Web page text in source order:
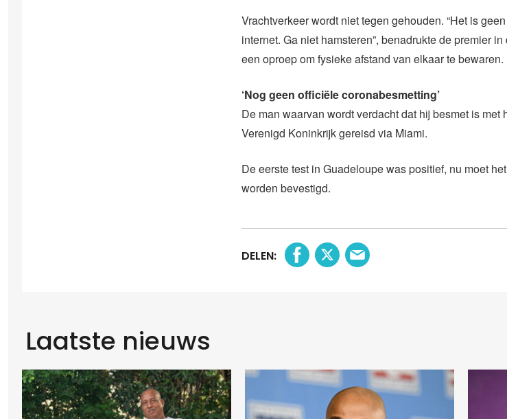
Vrachtverkeer wordt niet tegen gehouden. “Het is
internet. Ga niet hamsteren”, benadrukte de premier
een oproep om fysieke afstand van elkaar te bewaren.
‘Nog geen officiële coronabesmetting’
De man waarvan wordt verdacht dat hij besmet is met
Verenigd Koninkrijk gereisd via Miami.
De eerste test in Guadeloupe was positief, nu moet
worden bevestigd.
DELEN:
Laatste nieuws